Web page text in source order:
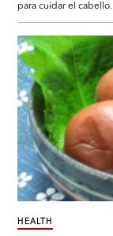
para cuidar el cabello.
HEALTH